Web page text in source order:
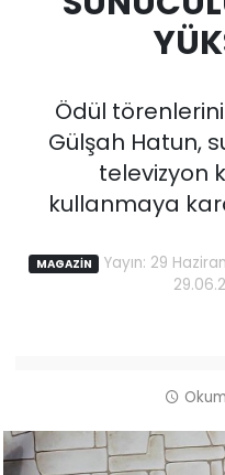
Ödül
Gülşah Hatun,
televizyon
kullanmaya
MAGAZİN
Yayın: 29